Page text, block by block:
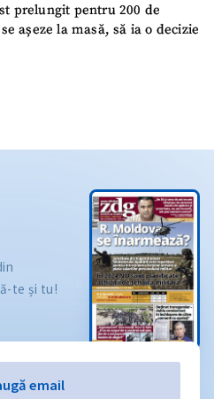
prelungit pentru 200 de
așeze la masă, să ia o decizie
te și tu!
email